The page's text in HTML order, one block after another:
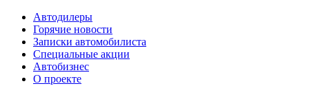
Автодилеры
Горячие новости
Записки автомобилиста
Специальные акции
Автобизнес
О проекте